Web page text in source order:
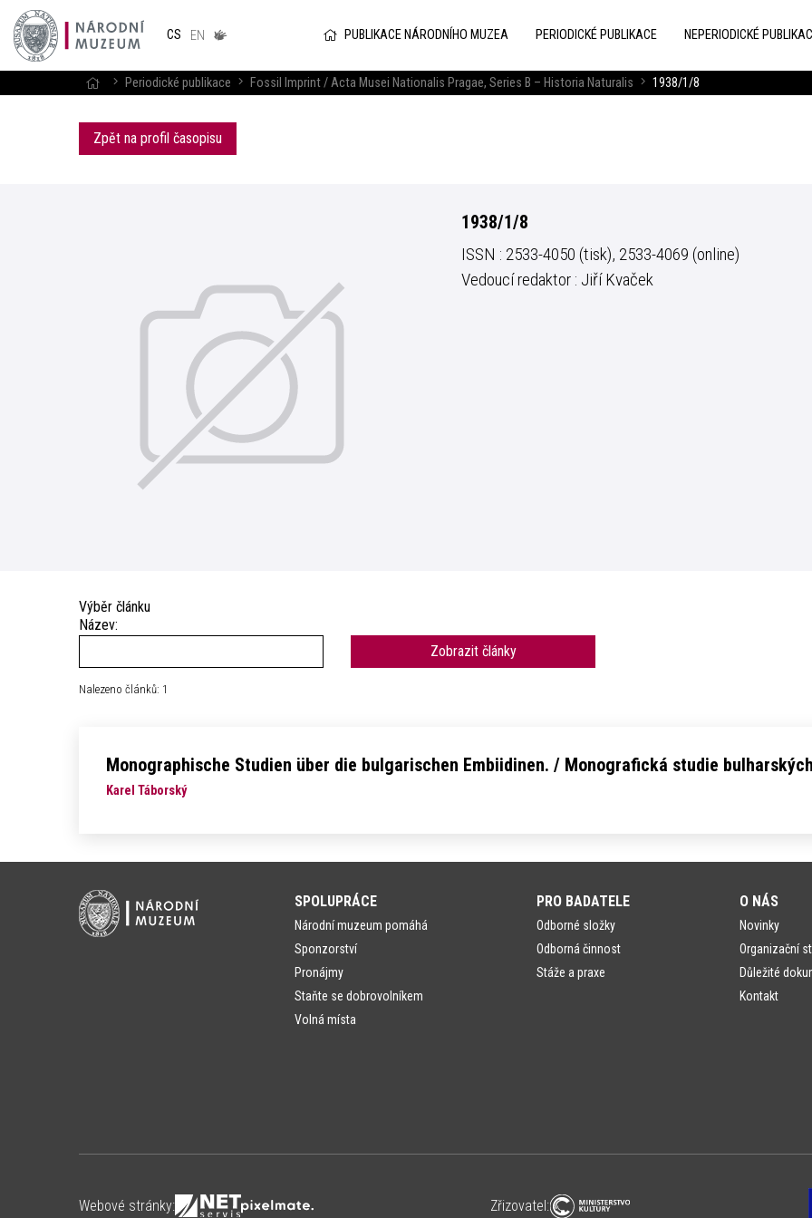
CS EN
v českém
PUBLIKACE NÁRODNÍHO MUZEA PERIODICKÉ PUBLIKACE NEPERIODICKÉ
Periodické publikace Fossil Imprint / Acta Musei Nationalis Pragae, Series B – Historia Naturalis 1938/1/8
Zpět na profil časopisu
1938/1/8
ISSN : 2533-4050 (tisk), 2533-4069 (online)
Vedoucí redaktor : Jiří Kvaček
Výběr článku
Název:
Zobrazit články
Nalezeno článků: 1
Monographische Studien über die bulgarischen Embiidinen. / Monografická studie
Karel Táborský
SPOLUPRÁCE
Národní muzeum pomáhá
Sponzorství
Pronájmy
Staňte se dobrovolníkem
Volná místa
PRO BADATELE
Odborné složky
Odborná činnost
Stáže a praxe
O NÁS
Novinky
Organizační
Důležité
Kontakt
Webové stránky: Zřizovatel: